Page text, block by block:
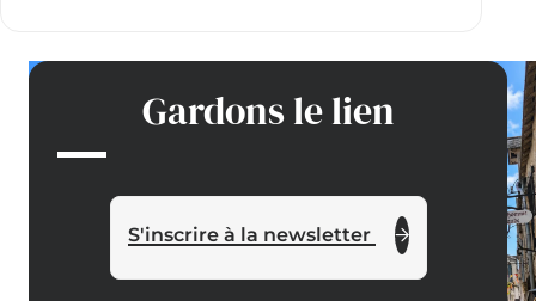
Gardons le lien
S'inscrire à la newsletter